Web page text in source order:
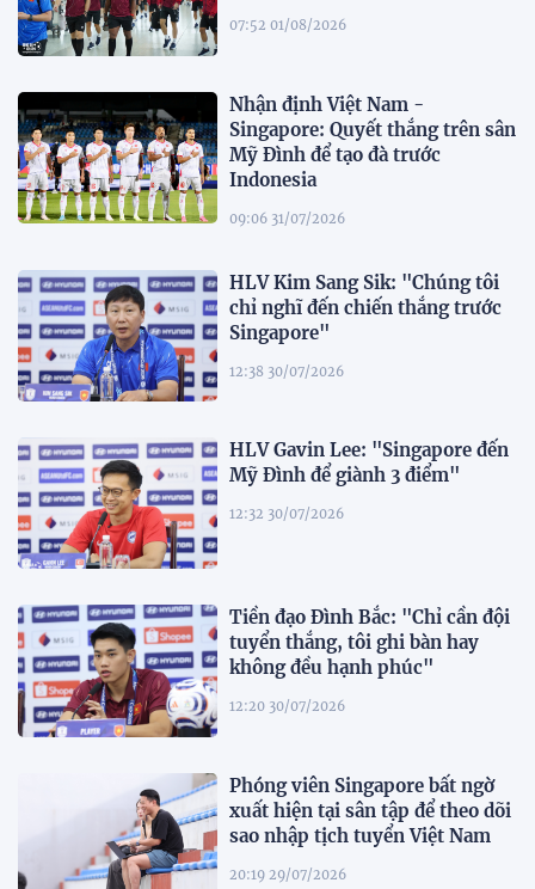
07:52 01/08/2026
Nhận định Việt Nam -
Singapore: Quyết thắng trên sân
Mỹ Đình để tạo đà trước
Indonesia
09:06 31/07/2026
HLV Kim Sang Sik: "Chúng tôi
chỉ nghĩ đến chiến thắng trước
Singapore"
12:38 30/07/2026
HLV Gavin Lee: "Singapore đến
Mỹ Đình để giành 3 điểm"
12:32 30/07/2026
Tiền đạo Đình Bắc: "Chỉ cần đội
tuyển thắng, tôi ghi bàn hay
không đều hạnh phúc"
12:20 30/07/2026
Phóng viên Singapore bất ngờ
xuất hiện tại sân tập để theo dõi
sao nhập tịch tuyển Việt Nam
20:19 29/07/2026